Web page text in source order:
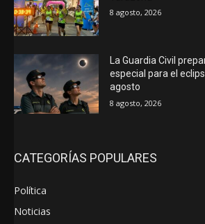
8 agosto, 2026
La Guardia Civil
especial para el
agosto
8 agosto, 2026
CATEGORÍAS POPULARES
Política
Noticias